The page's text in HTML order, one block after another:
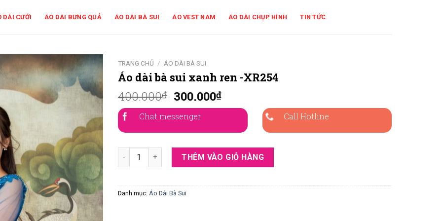
DÀI CƯỚI ÁO DÀI BƯNG QUẢ ÁO DÀI BÀ SUI ÁO VEST NAM ÁO DÀI CHỤP HÌNH TIN TỨC
TRANG CHỦ / ÁO DÀI BÀ SUI
Áo dài bà sui xanh ren -XR254
400.000₫ 300.000₫
Chat messenger Call Hotline
Áo dài bà sui xanh ren -XR254 số lượng
THÊM VÀO GIỎ HÀNG
Danh mục: Áo Dài Bà Sui